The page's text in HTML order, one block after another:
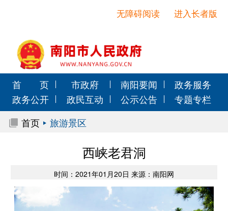
进入长者版
无障碍阅读
首 页 市政府 南阳要闻
政务服务
政务公开
政民互动 公示公告
专题专栏
首页
旅游景区
西峡老君洞
时间：2021年01月20日 来源：南阳网